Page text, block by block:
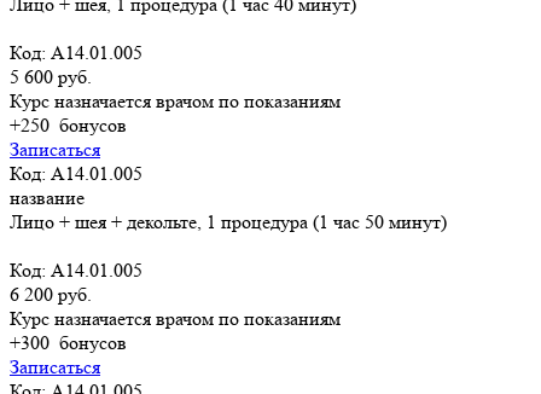
Код: A14.01.005
5 600 руб.
Курс назначается врачом по показаниям
+250 бонусов
Записаться
Код: A14.01.005
название
Лицо + шея + декольте, 1 процедура (1 час 50 минут)
Код: A14.01.005
6 200 руб.
Курс назначается врачом по показаниям
+300 бонусов
Записаться